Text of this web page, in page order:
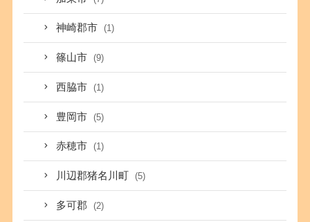
神崎郡市 (1)
篠山市 (9)
西脇市 (1)
豊岡市 (5)
赤穂市 (1)
川辺郡猪名川町 (5)
多可郡 (2)